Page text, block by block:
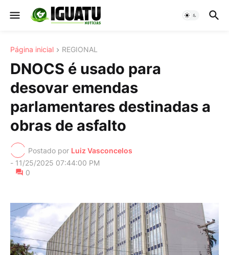
Página inicial REGIONAL
DNOCS é usado para
desovar emendas
parlamentares destinadas a
obras de asfalto
Postado por Luiz Vasconcelos
- 11/25/2025 07:44:00 PM
0